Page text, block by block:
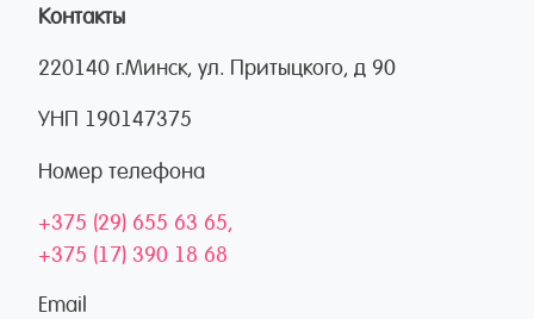
Контакты
220140 г.Минск, ул. Притыцкого, д 90
УНП 190147375
Номер телефона
+375 (29) 655 63 65
+375 (17) 390 18 68
Email